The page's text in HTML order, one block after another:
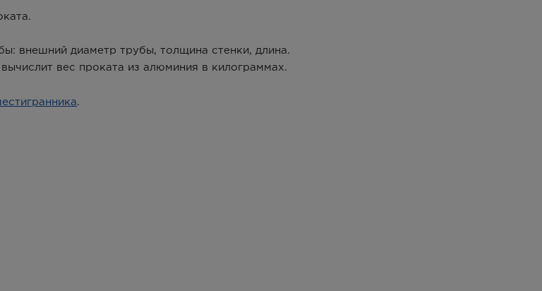
внешний диаметр трубы, толщина стенки, длина.
вес проката из алюминия в килограммах.
.